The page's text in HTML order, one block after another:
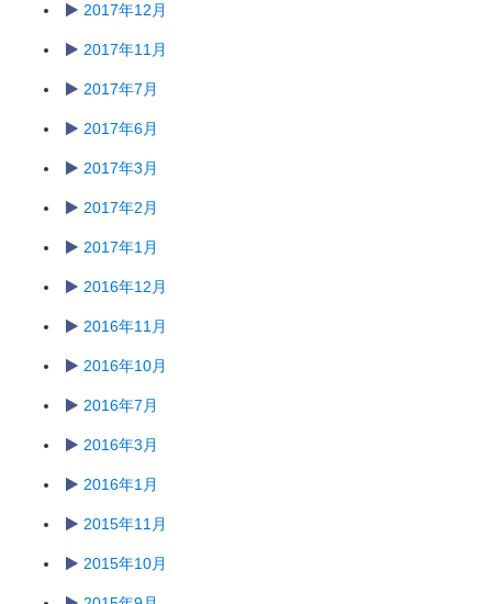
2017年12月
2017年11月
2017年7月
2017年6月
2017年3月
2017年2月
2017年1月
2016年12月
2016年11月
2016年10月
2016年7月
2016年3月
2016年1月
2015年11月
2015年10月